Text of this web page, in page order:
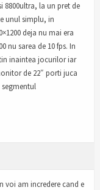
8800ultra, la un pret de
unul simplu, in
deja nu mai era
nu sarea de 10 fps. In
inaintea jocurilor iar
de 22″ porti juca
voi am incredere cand e